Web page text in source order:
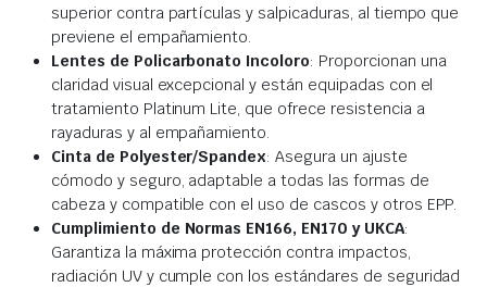
superior contra partículas y salpicaduras, al tiempo que
previene el empañamiento.
Lentes de Policarbonato Incoloro: Proporcionan una
claridad visual excepcional y están equipadas con el
tratamiento Platinum Lite, que ofrece resistencia a
rayaduras y al empañamiento.
Cinta de Polyester/Spandex: Asegura un ajuste
cómodo y seguro, adaptable a todas las formas de
cabeza y compatible con el uso de cascos y otros EPP.
Cumplimiento de Normas EN166, EN170 y UKCA:
Garantiza la máxima protección contra impactos,
radiación UV y cumple con los estándares de seguridad